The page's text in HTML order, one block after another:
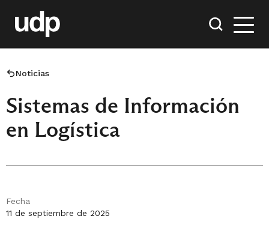
Noticias
Sistemas de Información
en Logística
Fecha
11 de septiembre de 2025